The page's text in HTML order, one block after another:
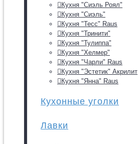
Кухня "Сиэль Роял"
Кухня "Сиэль"
Кухня "Тесс" Raus
Кухня "Тринити"
Кухня "Тулиппа"
Кухня "Хелмер"
Кухня "Чарли" Raus
Кухня "Эстетик" Акрилит
Кухня "Янна" Raus
Кухонные уголки
Лавки